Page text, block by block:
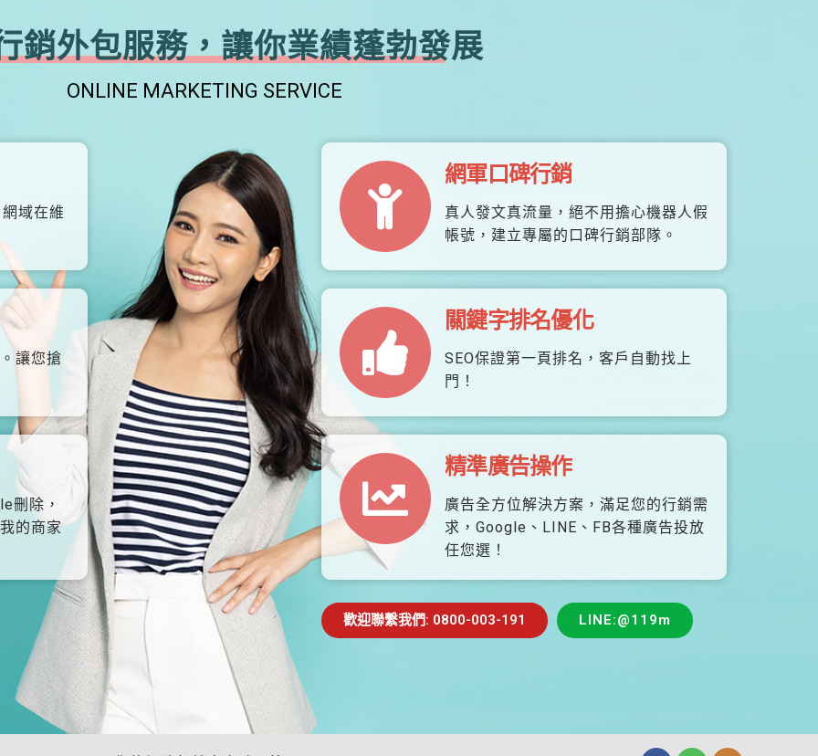
銷外包服務，讓你業績蓬勃發展
ONLINE MARKETING SERVICE
域在維
讓您搶
刪除，
的商家
網軍口碑行銷
真人發文真流量，絕不用擔心機器人假
帳號，建立專屬的口碑行銷部隊。
關鍵字排名優化
SEO保證第一頁排名，客戶自動找上
門！
精準廣告操作
廣告全方位解決方案，滿足您的行銷需
求，Google、LINE、FB各種廣告投放
任您選！
歡迎聯繫我們: 0800-003-191 LINE:@119m